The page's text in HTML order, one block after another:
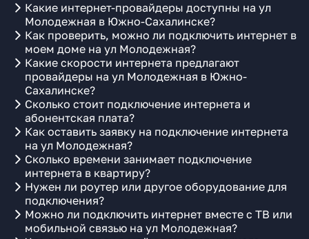
Какие интернет-провайдеры доступны на ул
Молодежная в Южно-Сахалинске?
Как проверить, можно ли подключить интернет в
моем доме на ул Молодежная?
Какие скорости интернета предлагают
провайдеры на ул Молодежная в Южно-
Сахалинске?
Сколько стоит подключение интернета и
абонентская плата?
Как оставить заявку на подключение интернета
на ул Молодежная?
Сколько времени занимает подключение
интернета в квартиру?
Нужен ли роутер или другое оборудование для
подключения?
Можно ли подключить интернет вместе с ТВ или
мобильной связью на ул Молодежная?